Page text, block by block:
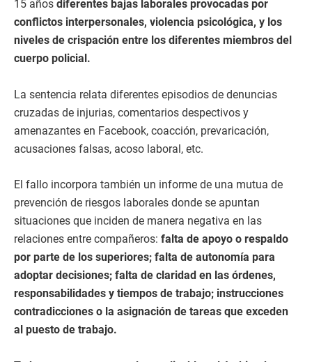
15 años diferentes bajas laborales provocadas por
conflictos interpersonales, violencia psicológica, y los
niveles de crispación entre los diferentes miembros del
cuerpo policial.
La sentencia relata diferentes episodios de denuncias
cruzadas de injurias, comentarios despectivos y
amenazantes en Facebook, coacción, prevaricación,
acusaciones falsas, acoso laboral, etc.
El fallo incorpora también un informe de una mutua de
prevención de riesgos laborales donde se apuntan
situaciones que inciden de manera negativa en las
relaciones entre compañeros: falta de apoyo o respaldo
por parte de los superiores; falta de autonomía para
adoptar decisiones; falta de claridad en las órdenes,
responsabilidades y tiempos de trabajo; instrucciones
contradicciones o la asignación de tareas que exceden
al puesto de trabajo.